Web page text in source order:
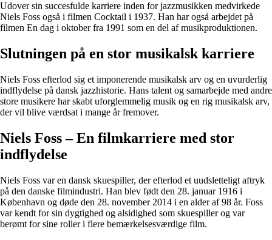
Udover sin succesfulde karriere inden for jazzmusikken medvirkede
Niels Foss også i filmen Cocktail i 1937. Han har også arbejdet på
filmen En dag i oktober fra 1991 som en del af musikproduktionen.
Slutningen på en stor musikalsk karriere
Niels Foss efterlod sig et imponerende musikalsk arv og en uvurderlig
indflydelse på dansk jazzhistorie. Hans talent og samarbejde med andre
store musikere har skabt uforglemmelig musik og en rig musikalsk arv,
der vil blive værdsat i mange år fremover.
Niels Foss – En filmkarriere med stor
indflydelse
Niels Foss var en dansk skuespiller, der efterlod et uudsletteligt aftryk
på den danske filmindustri. Han blev født den 28. januar 1916 i
København og døde den 28. november 2014 i en alder af 98 år. Foss
var kendt for sin dygtighed og alsidighed som skuespiller og var
berømt for sine roller i flere bemærkelsesværdige film.